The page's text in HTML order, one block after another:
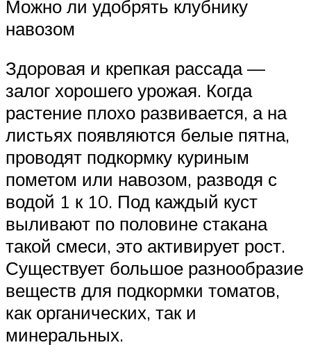
Можно ли удобрять клубнику
навозом
Здоровая и крепкая рассада —
залог хорошего урожая. Когда
растение плохо развивается, а на
листьях появляются белые пятна,
проводят подкормку куриным
пометом или навозом, разводя с
водой 1 к 10. Под каждый куст
выливают по половине стакана
такой смеси, это активирует рост.
Существует большое разнообразие
веществ для подкормки томатов,
как органических, так и
минеральных.